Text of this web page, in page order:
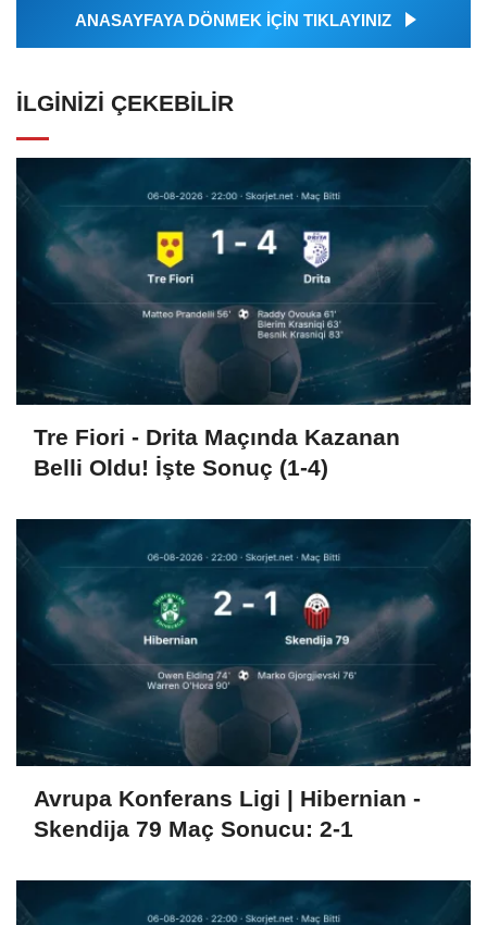
ANASAYFAYA DÖNMEK İÇİN TIKLAYINIZ
İLGINIZI ÇEKEBILIR
Tre Fiori - Drita Maçında Kazanan
Belli Oldu! İşte Sonuç (1-4)
Avrupa Konferans Ligi | Hibernian -
Skendija 79 Maç Sonucu: 2-1